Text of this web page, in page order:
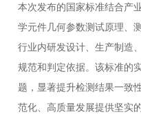
本次发布的国家标准结合产
学元件几何参数测试原理、
行业内研发设计、生产制造
规范和判定依据。该标准的
题，显著提升检测结果一致
范化、高质量发展提供坚实